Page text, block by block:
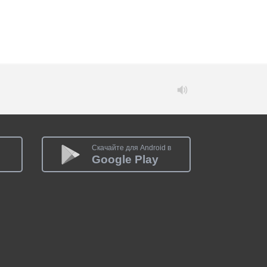
Скачайте для Android в
Google Play